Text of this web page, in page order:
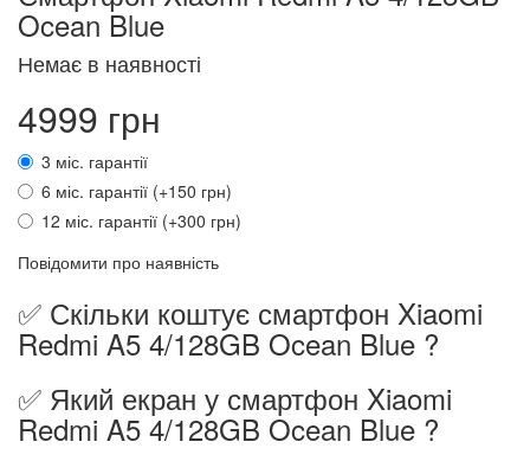
Ocean Blue
Немає в наявності
4999 грн
3 міс. гарантії
6 міс. гарантії (+150 грн)
12 міс. гарантії (+300 грн)
Повідомити про наявність
✅ Скільки коштує смартфон Xiaomi
Redmi A5 4/128GB Ocean Blue ?
✅ Який екран у смартфон Xiaomi
Redmi A5 4/128GB Ocean Blue ?